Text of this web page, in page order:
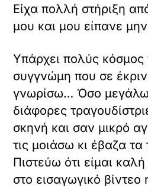
Είχα πολλή στήριξη
μου και μου είπανε
Υπάρχει πολύς κόσμος
συγγνώμη που σε
γνωρίσω… Όσο
διάφορες
σκηνή και σαν μικρό
τις μοιάσω κι έβαζα
Πιστεύω ότι είμαι
στο εισαγωγικό βίντεο